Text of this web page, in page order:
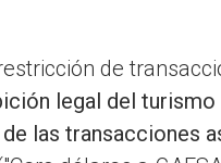
de
legal del
las transacciones